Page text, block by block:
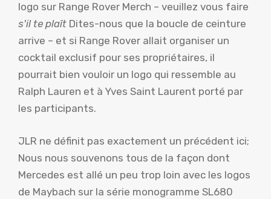
logo sur Range Rover Merch – veuillez vous faire
s'il te plaît Dites-nous que la boucle de ceinture
arrive – et si Range Rover allait organiser un
cocktail exclusif pour ses propriétaires, il
pourrait bien vouloir un logo qui ressemble au
Ralph Lauren et à Yves Saint Laurent porté par
les participants.
JLR ne définit pas exactement un précédent ici;
Nous nous souvenons tous de la façon dont
Mercedes est allé un peu trop loin avec les logos
de Maybach sur la série monogramme SL680